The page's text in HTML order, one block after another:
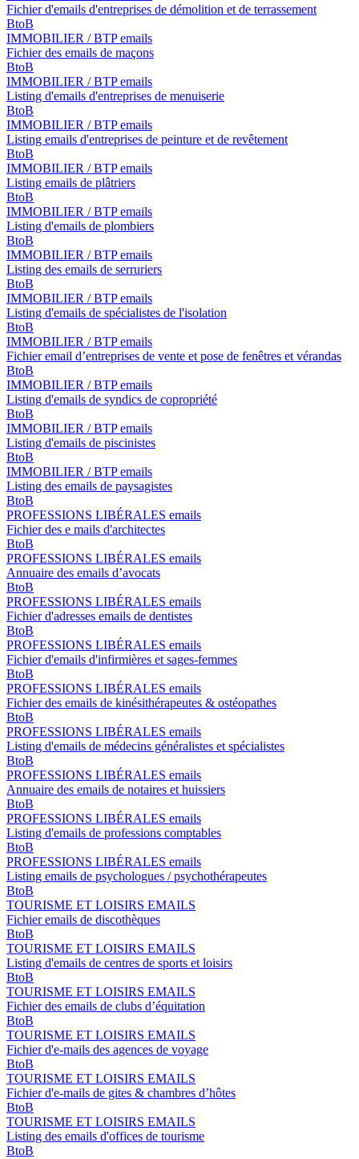
Fichier d'emails d'entreprises de démolition et de terrassement
BtoB
IMMOBILIER / BTP emails
Fichier des emails de maçons
BtoB
IMMOBILIER / BTP emails
Listing d'emails d'entreprises de menuiserie
BtoB
IMMOBILIER / BTP emails
Listing emails d'entreprises de peinture et de revêtement
BtoB
IMMOBILIER / BTP emails
Listing emails de plâtriers
BtoB
IMMOBILIER / BTP emails
Listing d'emails de plombiers
BtoB
IMMOBILIER / BTP emails
Listing des emails de serruriers
BtoB
IMMOBILIER / BTP emails
Listing d'emails de spécialistes de l'isolation
BtoB
IMMOBILIER / BTP emails
Fichier email d’entreprises de vente et pose de fenêtres et vérandas
BtoB
IMMOBILIER / BTP emails
Listing d'emails de syndics de copropriété
BtoB
IMMOBILIER / BTP emails
Listing d'emails de piscinistes
BtoB
IMMOBILIER / BTP emails
Listing des emails de paysagistes
BtoB
PROFESSIONS LIBÉRALES emails
Fichier des e mails d'architectes
BtoB
PROFESSIONS LIBÉRALES emails
Annuaire des emails d’avocats
BtoB
PROFESSIONS LIBÉRALES emails
Fichier d'adresses emails de dentistes
BtoB
PROFESSIONS LIBÉRALES emails
Fichier d'emails d'infirmières et sages-femmes
BtoB
PROFESSIONS LIBÉRALES emails
Fichier des emails de kinésithérapeutes & ostéopathes
BtoB
PROFESSIONS LIBÉRALES emails
Listing d'emails de médecins généralistes et spécialistes
BtoB
PROFESSIONS LIBÉRALES emails
Annuaire des emails de notaires et huissiers
BtoB
PROFESSIONS LIBÉRALES emails
Listing d'emails de professions comptables
BtoB
PROFESSIONS LIBÉRALES emails
Listing emails de psychologues / psychothérapeutes
BtoB
TOURISME ET LOISIRS EMAILS
Fichier emails de discothèques
BtoB
TOURISME ET LOISIRS EMAILS
Listing d'emails de centres de sports et loisirs
BtoB
TOURISME ET LOISIRS EMAILS
Fichier des emails de clubs d’équitation
BtoB
TOURISME ET LOISIRS EMAILS
Fichier d'e-mails des agences de voyage
BtoB
TOURISME ET LOISIRS EMAILS
Fichier d'e-mails de gites & chambres d’hôtes
BtoB
TOURISME ET LOISIRS EMAILS
Listing des emails d'offices de tourisme
BtoB